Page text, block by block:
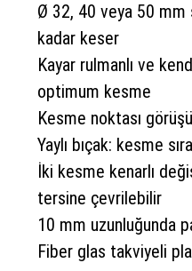
Ø 32, 40 veya 50 mm
kadar keser
Kayar rulmanlı ve
optimum kesme
Kesme noktası
Yaylı bıçak: kesme
İki kesme kenarlı
tersine çevrilebilir
10 mm uzunluğunda
Fiber glas takviyeli